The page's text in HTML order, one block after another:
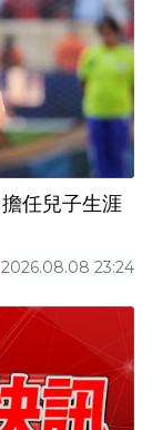
任兒子生涯
2026.08.08 23:24